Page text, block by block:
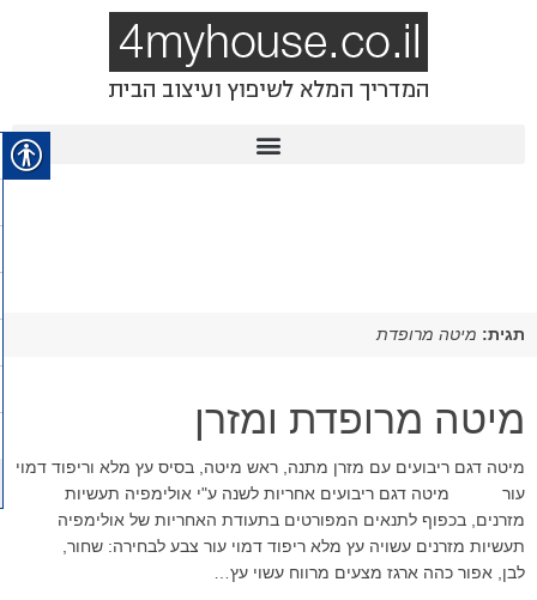
תגית: מיטה מרופדת
מיטה מרופדת ומזרן
מיטה דגם ריבועים עם מזרן מתנה, ראש מיטה, בסיס עץ מלא וריפוד דמוי
עור מיטה דגם ריבועים אחריות לשנה ע"י אולימפיה תעשיות
מזרנים, בכפוף לתנאים המפורטים בתעודת האחריות של אולימפיה
תעשיות מזרנים עשויה עץ מלא ריפוד דמוי עור צבע לבחירה: שחור,
לבן, אפור כהה ארגז מצעים מרווח עשוי עץ…